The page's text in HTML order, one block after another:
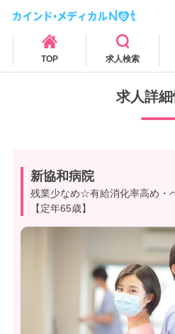
TOP 求人検索
求人詳
新協和病院
残業少なめ☆有給消化率高め・
【定年65歳】